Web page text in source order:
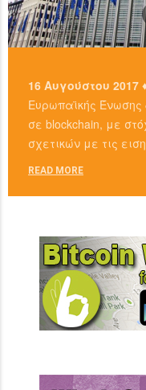
16 Αυγούστου 2017
Ευρωπαϊκής Ένωσης
σε blockchain, με
σχετικών με τις
READ MORE